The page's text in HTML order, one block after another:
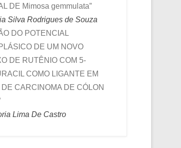
DE Mimosa gemmulata”
Silva Rodrigues de Souza
DO POTENCIAL
DE UM NOVO
DE RUTÊNIO COM 5-
COMO LIGANTE EM
CARCINOMA DE CÓLON
Lima De Castro